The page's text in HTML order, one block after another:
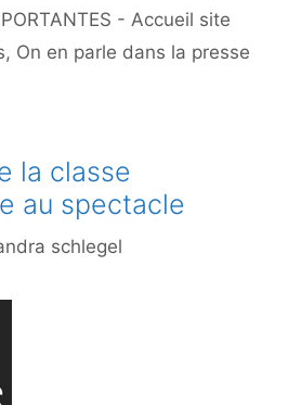
- Accueil site
, On en parle dans la presse
la classe
au spectacle
schlegel